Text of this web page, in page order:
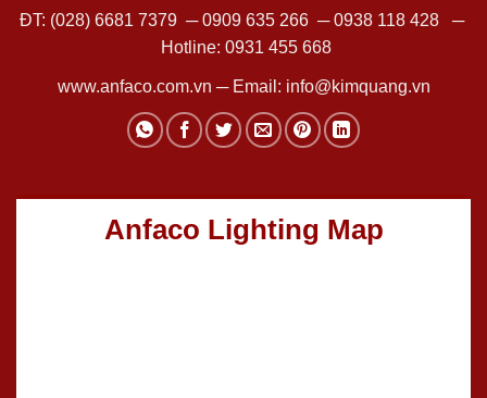
ĐT: (028) 6681 7379 ─0909 635 266─0938 118 428─
Hotline: 0931 455 668
www.anfaco.com.vn ─ Email: info@kimquang.vn
Anfaco Lighting Map